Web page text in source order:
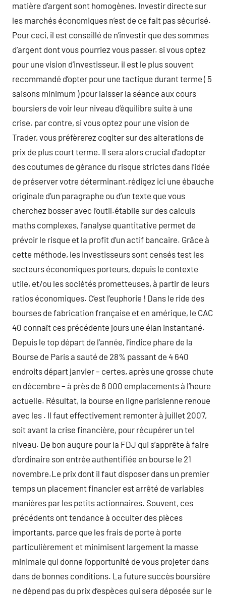
matière d’argent sont homogènes. Investir directe sur
les marchés économiques n’est de ce fait pas sécurisé.
Pour ceci, il est conseillé de n’investir que des sommes
d’argent dont vous pourriez vous passer. si vous optez
pour une vision d’investisseur, il est le plus souvent
recommandé d’opter pour une tactique durant terme ( 5
saisons minimum ) pour laisser la séance aux cours
boursiers de voir leur niveau d’équilibre suite à une
crise. par contre, si vous optez pour une vision de
Trader, vous préfèrerez cogiter sur des alterations de
prix de plus court terme. Il sera alors crucial d’adopter
des coutumes de gérance du risque strictes dans l’idée
de préserver votre déterminant.rédigez ici une ébauche
originale d’un paragraphe ou d’un texte que vous
cherchez bosser avec l’outil.établie sur des calculs
maths complexes, l’analyse quantitative permet de
prévoir le risque et la profit d’un actif bancaire. Grâce à
cette méthode, les investisseurs sont censés test les
secteurs économiques porteurs, depuis le contexte
utile, et/ou les sociétés prometteuses, à partir de leurs
ratios économiques. C’est l’euphorie ! Dans le ride des
bourses de fabrication française et en amérique, le CAC
40 connaît ces précédente jours une élan instantané.
Depuis le top départ de l’année, l’indice phare de la
Bourse de Paris a sauté de 28% passant de 4 640
endroits départ janvier – certes, après une grosse chute
en décembre – à près de 6 000 emplacements à l’heure
actuelle. Résultat, la bourse en ligne parisienne renoue
avec les . Il faut effectivement remonter à juillet 2007,
soit avant la crise financière, pour récupérer un tel
niveau. De bon augure pour la FDJ qui s’apprête à faire
d’ordinaire son entrée authentifiée en bourse le 21
novembre.Le prix dont il faut disposer dans un premier
temps un placement financier est arrêté de variables
manières par les petits actionnaires. Souvent, ces
précédents ont tendance à occulter des pièces
importants, parce que les frais de porte à porte
particulièrement et minimisent largement la masse
minimale qui donne l’opportunité de vous projeter dans
dans de bonnes conditions. La future succès boursière
ne dépend pas du prix d’espèces qui sera déposée sur le